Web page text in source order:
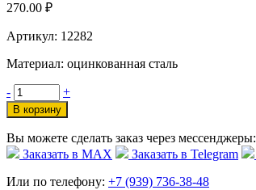
270.00 ₽
Артикул: 12282
Материал: оцинкованная сталь
- +
В корзину
Вы можете сделать заказ через мессенджеры:
Заказать в МАХ
Заказать в Telegram
Или по телефону: +7 (939) 736-38-48